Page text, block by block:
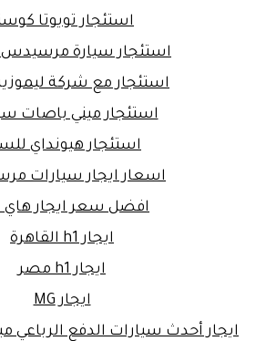
استئجار تويوتا
استئجار سيارة
استئجار مع شركة
استئجار ميني باصات
استئجار هيونداي
اسعار ايجار سيارات
افضل سعر ايجار
ايجار h1 القاهرة
ايجار h1 مصر
ايجار MG
ايجار أحدث سيارات الدفع الرباعي